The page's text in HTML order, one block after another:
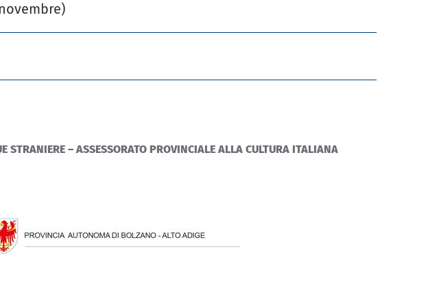
STRANIERE – ASSESSORATO PROVINCIALE ALLA CULTURA ITALIANA